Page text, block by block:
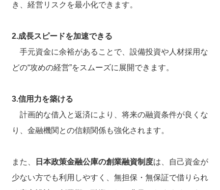
き、経営リスクを最小化できます。
2.成長スピードを加速できる
手元資金に余裕があることで、設備投資や人材採用な
どの“攻めの経営”をスムーズに展開できます。
3.信用力を築ける
計画的な借入と返済により、将来の融資条件が良くな
り、金融機関との信頼関係も強化されます。
また、 日本政策金融公庫の創業融資制度は、自己資金が
少ない方でも利用しやすく、無担保・無保証で借りられ